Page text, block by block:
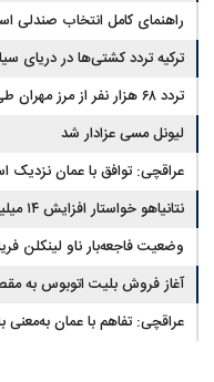
راهنمای کامل انتخاب صندلی
ترکیه تردد کشتی‌ها در دریای
تردد ۶۸ هزار نفر از مرز مهران طی شبانه روز گذشته
لیونل مسی عزادار شد
عراقچی: توافق با عمان نزدیک است/ تکذیب
نتانیاهو خواستار افزایش ۱۴ میلیارد دلاری بودجه نظامی اسرائیل شد
وضعیت فاجعه‌بار ناو لینکلن
کرد
آغاز فروش بلیت اتوبوس به
عراقچی: تفاهم با عمان